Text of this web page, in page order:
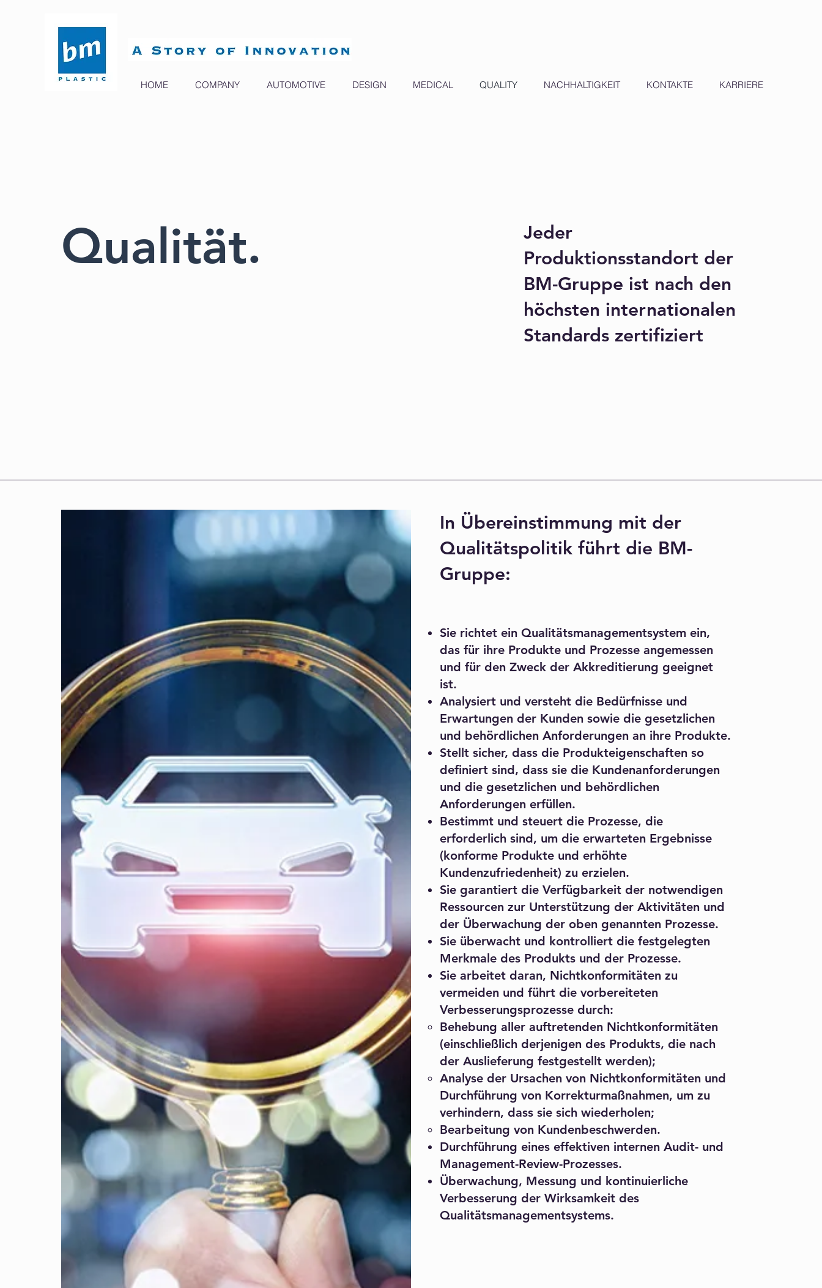
HOME COMPANY AUTOMOTIVE DESIGN MEDICAL QUALITY NACHHALTIGKEIT KONTAKTE KARRIERE
Qualität.
Jeder
Produktionsstandort der
BM-Gruppe ist nach den
höchsten internationalen
Standards zertifiziert
In Übereinstimmung mit der
Qualitätspolitik führt die BM-
Gruppe:
Sie richtet ein Qualitätsmanagementsystem ein,
das für ihre Produkte und Prozesse angemessen
und für den Zweck der Akkreditierung geeignet
ist.
Analysiert und versteht die Bedürfnisse und
Erwartungen der Kunden sowie die gesetzlichen
und behördlichen Anforderungen an ihre Produkte.
Stellt sicher, dass die Produkteigenschaften so
definiert sind, dass sie die Kundenanforderungen
und die gesetzlichen und behördlichen
Anforderungen erfüllen.
Bestimmt und steuert die Prozesse, die
erforderlich sind, um die erwarteten Ergebnisse
(konforme Produkte und erhöhte
Kundenzufriedenheit) zu erzielen.
Sie garantiert die Verfügbarkeit der notwendigen
Ressourcen zur Unterstützung der Aktivitäten und
der Überwachung der oben genannten Prozesse.
Sie überwacht und kontrolliert die festgelegten
Merkmale des Produkts und der Prozesse.
Sie arbeitet daran, Nichtkonformitäten zu
vermeiden und führt die vorbereiteten
Verbesserungsprozesse durch:
Behebung aller auftretenden Nichtkonformitäten
(einschließlich derjenigen des Produkts, die nach
der Auslieferung festgestellt werden);
Analyse der Ursachen von Nichtkonformitäten und
Durchführung von Korrekturmaßnahmen, um zu
verhindern, dass sie sich wiederholen;
Bearbeitung von Kundenbeschwerden.​
Durchführung eines effektiven internen Audit- und
Management-Review-Prozesses.
Überwachung, Messung und kontinuierliche
Verbesserung der Wirksamkeit des
Qualitätsmanagementsystems.